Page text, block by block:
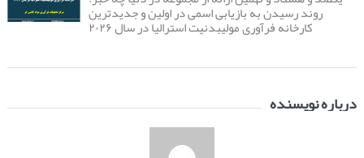
روند رسیدن به بازیابی اسمی در اولین و جدیدترین
کارخانه فرآوری مولیبدنیت استرالیا در سال ۲۰۲۶
درباره نویسنده